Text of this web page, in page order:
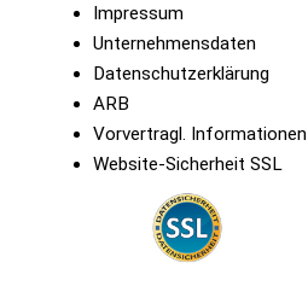
Impressum
Unternehmensdaten
Datenschutzerklärung
ARB
Vorvertragl. Informationen
Website-Sicherheit SSL